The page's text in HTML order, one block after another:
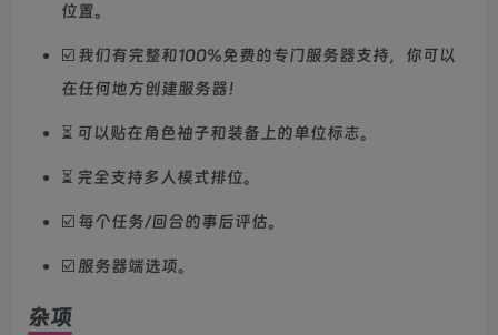
位置。
☑️ 我们有完整和100%免费的专门服务器支持，你可以
在任何地方创建服务器！
⏳ 可以贴在角色袖子和装备上的单位标志。
⏳ 完全支持多人模式排位。
☑️ 每个任务/回合的事后评估。
☑️ 服务器端选项。
杂项